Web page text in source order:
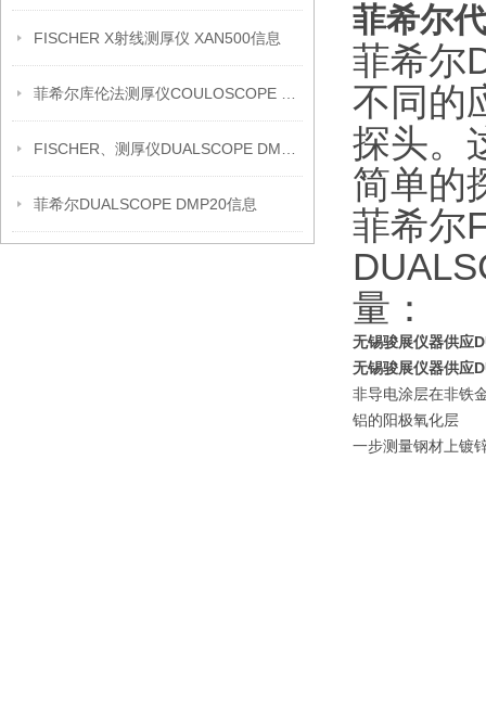
FISCHER X射线测厚仪 XAN500信息
菲希尔DUALSCOPE DMP20信息
菲希尔
菲希尔
不同的
探头。
简单的
菲希尔
量：
无锡骏展仪器供应
无锡骏展仪器供应
非导电涂层在非铁
铝的阳极氧化层
一步测量钢材上镀